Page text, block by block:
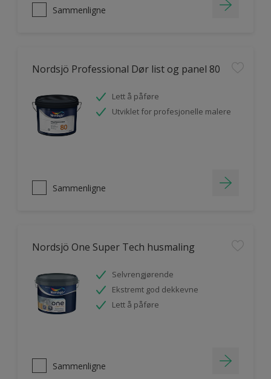
Sammenligne
Nordsjö Professional Dør list og panel 80
Lett å påføre
Utviklet for profesjonelle malere
Sammenligne
Nordsjö One Super Tech husmaling
Selvrengjørende
Ekstremt god dekkevne
Lett å påføre
Sammenligne